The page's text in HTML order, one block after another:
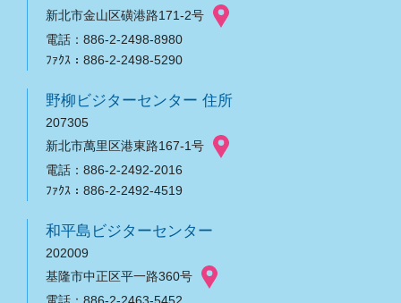
新北市金山区磺港路171-2号
電話：886-2-2498-8980
ﾌｧｸｽ：886-2-2498-5290
野柳ビジターセンター 住所
207305
新北市萬里区港東路167-1号
電話：886-2-2492-2016
ﾌｧｸｽ：886-2-2492-4519
和平島ビジターセンター
202009
基隆市中正区平一路360号
電話：886-2-2463-5452